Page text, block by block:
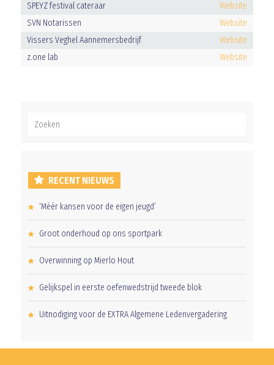
SPEYZ festival cateraar
Website
SVN Notarissen
Website
Vissers Veghel Aannemersbedrijf
Website
z.one lab
Website
RECENT NIEUWS
‘Méér kansen voor de eigen jeugd’
Groot onderhoud op ons sportpark
Overwinning op Mierlo Hout
Gelijkspel in eerste oefenwedstrijd tweede blok
Uitnodiging voor de EXTRA Algemene Ledenvergadering